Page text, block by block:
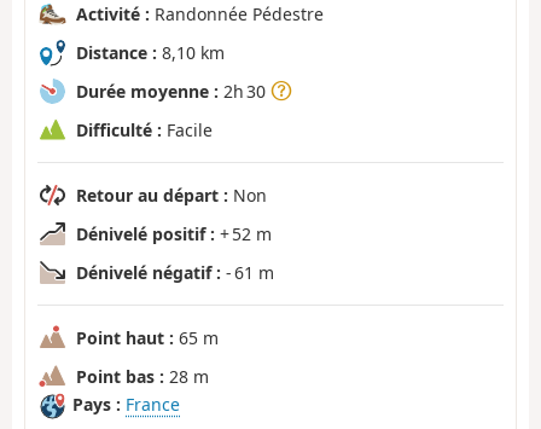
Activité : Randonnée Pédestre
Distance : 8,10 km
Durée moyenne : 2h 30
Difficulté : Facile
Retour au départ : Non
Dénivelé positif : + 52 m
Dénivelé négatif : - 61 m
Point haut : 65 m
Point bas : 28 m
Pays : France